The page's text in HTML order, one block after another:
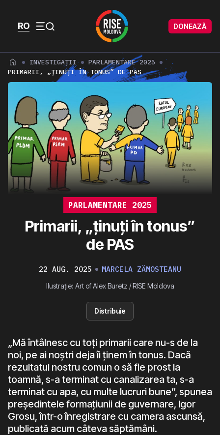
RO
DONEAZĂ
INVESTIGAȚII
PARLAMENTARE 2025
PRIMARII, „ȚINUȚI ÎN TONUS” DE PAS
PARLAMENTARE 2025
Primarii, „ținuți în tonus”
de PAS
22 AUG. 2025 MARCELA ZĂMOSTEANU
Ilustrație: Art of Alex Buretz / RISE Moldova
Distribuie
„Mă întâlnesc cu toți primarii care nu-s de la
noi, pe ai noștri deja îi ținem în tonus. Dacă
rezultatul nostru comun o să fie prost la
toamnă, s-a terminat cu canalizarea ta, s-a
terminat cu apa, cu multe lucruri bune”, spunea
președintele formațiunii de guvernare, Igor
Grosu, într-o înregistrare cu camera ascunsă,
publicată acum câteva săptămâni.